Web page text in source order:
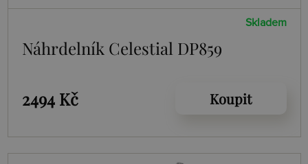
Skladem
Náhrdelník Celestial DP859
2494 Kč Koupit